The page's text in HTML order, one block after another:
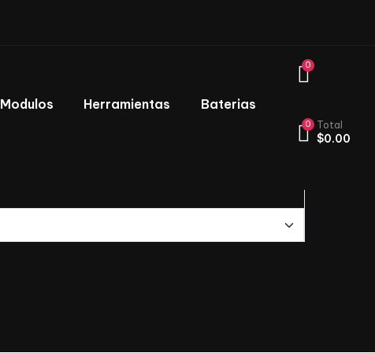
Modulos Herramientas Baterias
0
0 Total
$0.00